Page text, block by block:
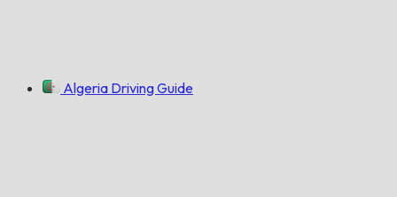
Algeria Driving Guide